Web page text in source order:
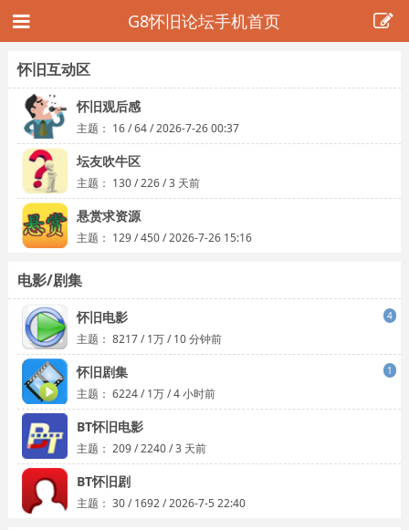
G8怀旧论坛手机首页
怀旧互动区
怀旧观后感
主题： 16/64/2026-7-26 00:37
坛友吹牛区
主题： 130/226/3 天前
悬赏求资源
主题： 129/450/2026-7-26 15:16
电影/剧集
4
怀旧电影
主题： 8217/1万/10 分钟前
1
怀旧剧集
主题： 6224/1万/4 小时前
BT怀旧电影
主题： 209/2240/3 天前
BT怀旧剧
主题： 30/1692/2026-7-5 22:40